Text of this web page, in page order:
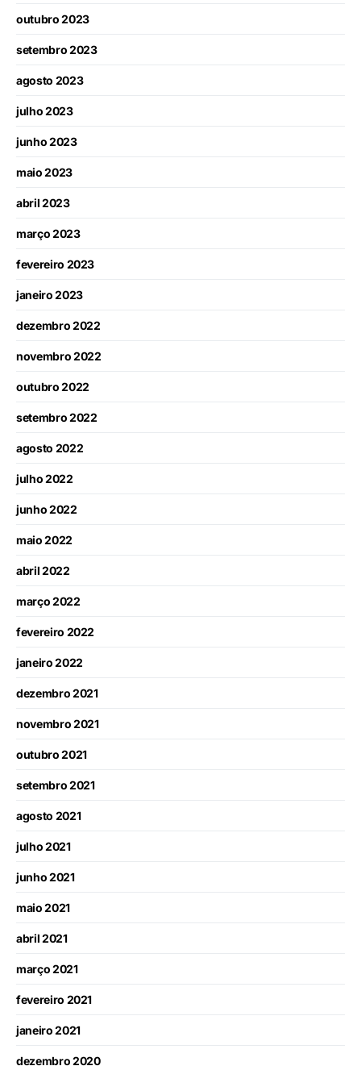
outubro 2023
setembro 2023
agosto 2023
julho 2023
junho 2023
maio 2023
abril 2023
março 2023
fevereiro 2023
janeiro 2023
dezembro 2022
novembro 2022
outubro 2022
setembro 2022
agosto 2022
julho 2022
junho 2022
maio 2022
abril 2022
março 2022
fevereiro 2022
janeiro 2022
dezembro 2021
novembro 2021
outubro 2021
setembro 2021
agosto 2021
julho 2021
junho 2021
maio 2021
abril 2021
março 2021
fevereiro 2021
janeiro 2021
dezembro 2020